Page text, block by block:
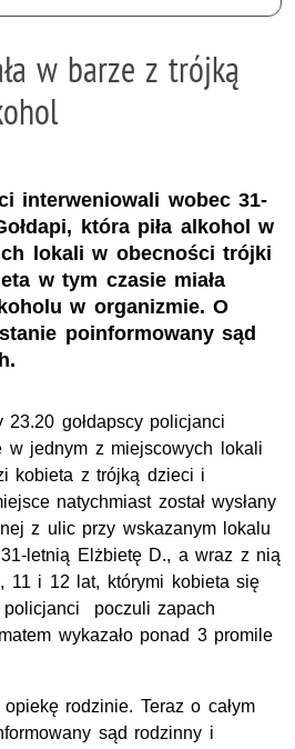
w barze z trójką
interweniowali wobec 31-
która piła alkohol w
lokali w obecności trójki
w tym czasie miała
w organizmie. O
poinformowany sąd
23.20 gołdapscy policjanci
w jednym z miejscowych lokali
kobieta z trójką dzieci i
natychmiast został wysłany
z ulic przy wskazanym lokalu
letnią Elżbietę D., a wraz z nią
11 i 12 lat, którymi kobieta się
policjanci poczuli zapach
wykazało ponad 3 promile
rodzinie. Teraz o całym
sąd rodzinny i